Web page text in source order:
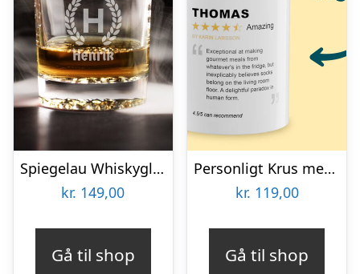
Spiegelau Whiskyglas med Gravering – Egen Tekst
kr. 149,00
Gå til shop
Personligt Krus med Positiv Bedømmelse
kr. 119,00
Gå til shop